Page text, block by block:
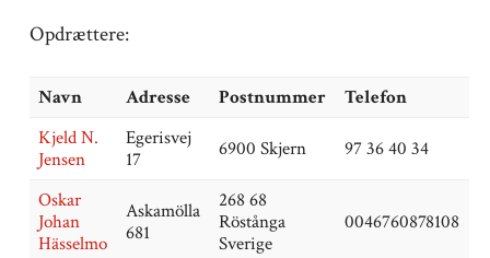
Opdrættere:
Navn Adresse Postnummer
Telefon
Kjeld N.
Jensen
Egerisvej
17
6900 Skjern 97 36 40 34
Oskar
Johan
Hässelmo
Askamölla
681
268 68
Röstånga
Sverige
0046760878108